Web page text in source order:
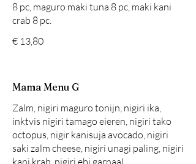
8 pc, maguro maki tuna 8 pc, maki kani
crab 8 pc.
€ 13,80
Mama Menu G
Zalm, nigiri maguro tonijn, nigiri ika,
inktvis nigiri tamago eieren, nigiri tako
octopus, nigir kanisuja avocado, nigiri
saki zalm cheese, nigiri unagi paling, nigiri
kani krab, nigiri ebi garnaal.